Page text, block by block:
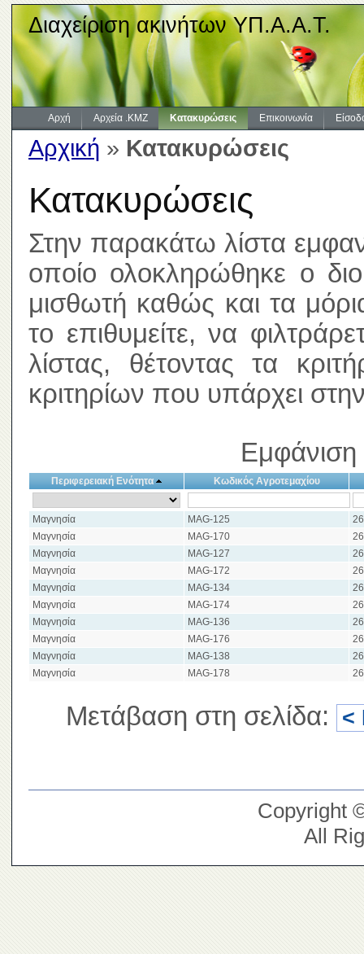
Διαχείριση ακινήτων ΥΠ.Α.Α.Τ.
Αρχή Αρχεία .KMZ Κατακυρώσεις Επικοινωνία
Αρχική » Κατακυρώσεις
Κατακυρώσεις
Στην παρακάτω λίστα
οποίο ολοκληρώθηκε ο
μισθωτή καθώς και τα
το επιθυμείτε, να
λίστας, θέτοντας τα
κριτηρίων που υπάρχει
Περιφερειακή Ενότητα Κωδικός Αγροτεμαχίου
Μαγνησία MAG-125
Μαγνησία
MAG-170
Μαγνησία
MAG-127
Μαγνησία
MAG-172
Μαγνησία
MAG-134
Μαγνησία
MAG-174
Μαγνησία
MAG-136
Μαγνησία
MAG-176
Μαγνησία
MAG-138
Μαγνησία
MAG-178
Μετάβαση στη σελίδα: <
Copyright
All